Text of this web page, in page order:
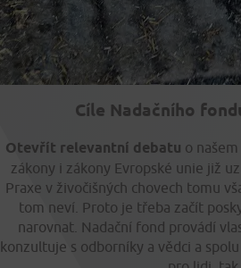
Cíle Nadačního
Otevřít relevantní debatu o
zákony i zákony Evropské unie již
Praxe v živočišných chovech tomu
tom neví. Proto je třeba začít
narovnat. Nadační fond provádí
konzultuje s odborníky a vědci a